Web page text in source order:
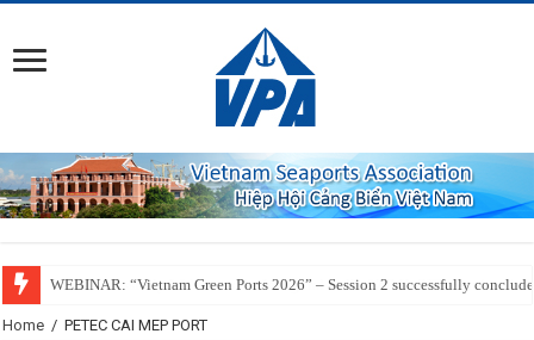
WEBINAR: “Vietnam Green Ports 2026” – Session 2 successfully
SSIT Successfully Welcomes the Inaugural Call of ZIM’s ZXB Service
Home / PETEC CAI MEP PORT